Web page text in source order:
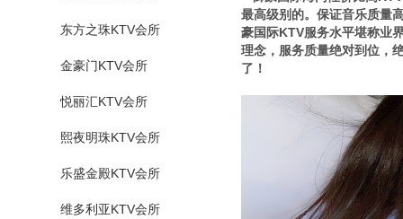
东方之珠KTV会所
金豪门KTV会所
悦丽汇KTV会所
熙夜明珠KTV会所
乐盛金殿KTV会所
维多利亚KTV会所
最高级别的。保证音乐质量
豪国际KTV服务水平堪称业
理念，服务质量绝对到位，
了！